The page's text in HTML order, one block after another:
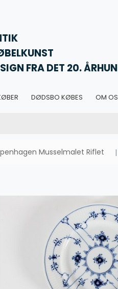
FRA DET 20.
DØDSBO KØBES OM OS
Musselmalet Riflet